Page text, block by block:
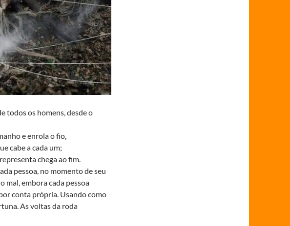
todos os homens, desde o
e enrola o fio,
cabe a cada um;
chega ao fim.
pessoa, no momento de seu
mal, embora cada pessoa
conta própria. Usando como
As voltas da roda